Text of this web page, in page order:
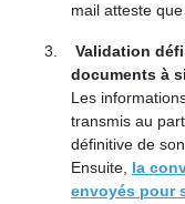
mail atteste
3.
Validation
documents à
Les
transmis au
définitive de
Ensuite, la
envoyés pour